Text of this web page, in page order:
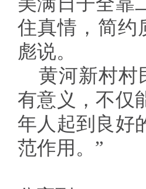
住真情，简约
彪说。
黄河新村村
有意义，不仅
年人起到良好
范作用。”